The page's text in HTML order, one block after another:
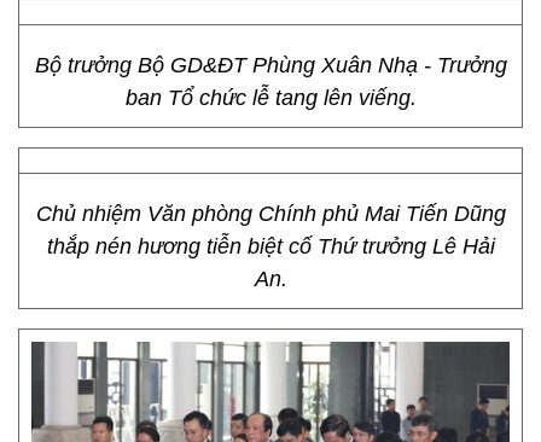
Bộ trưởng Bộ GD&ĐT Phùng Xuân Nhạ - Trưởng
ban Tổ chức lễ tang lên viếng.
Chủ nhiệm Văn phòng Chính phủ Mai Tiến Dũng
thắp nén hương tiễn biệt cố Thứ trưởng Lê Hải
An.